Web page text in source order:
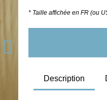
* Taille affichée en FR (ou
Description